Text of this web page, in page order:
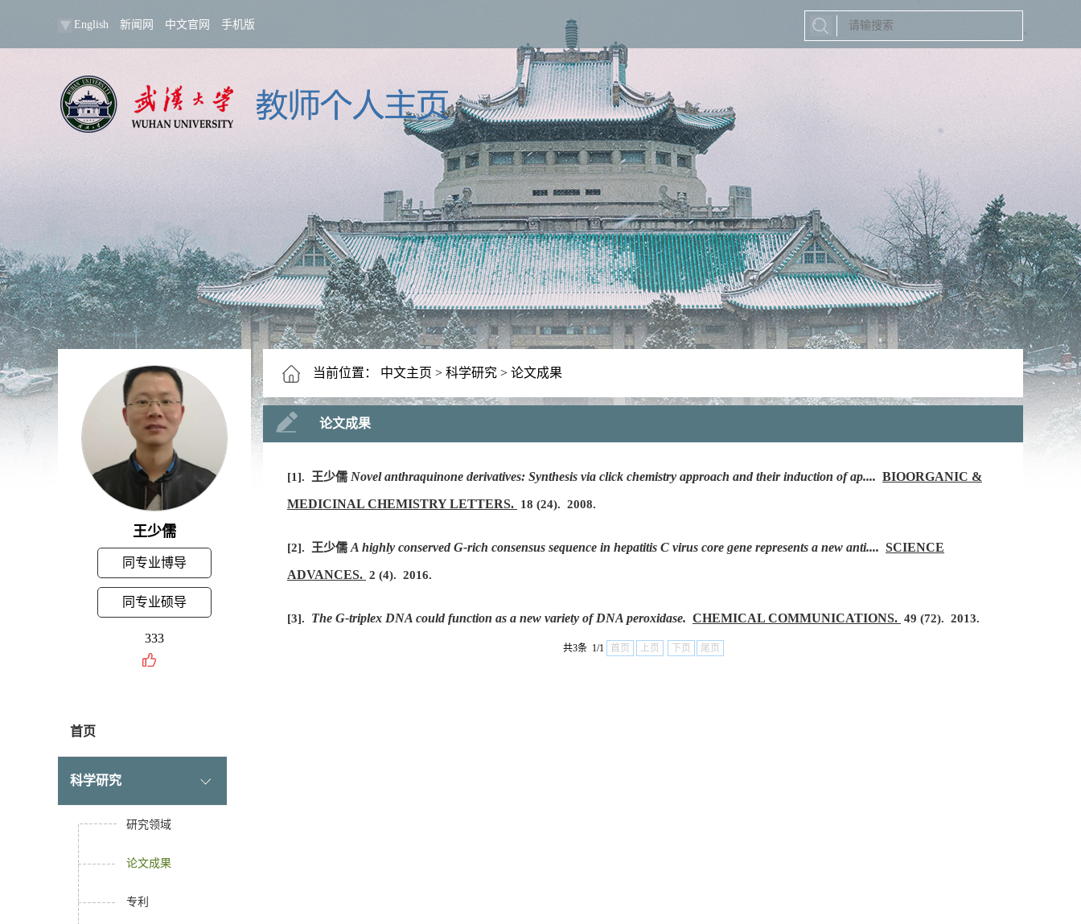
English 新闻网 中文官网 手机版
王少儒
同专业博导
同专业硕导
333
首页
科学研究
研究领域
论文成果
专利
当前位置： 中文主页 > 科学研究 > 论文成果
论文成果
[1]. 王少儒 Novel anthraquinone derivatives: Synthesis via click chemistry approach and their induction of ap.... BIOORGANIC &
MEDICINAL CHEMISTRY LETTERS. 18 (24). 2008.
[2]. 王少儒 A highly conserved G-rich consensus sequence in hepatitis C virus core gene represents a new anti.... SCIENCE
ADVANCES. 2 (4). 2016.
[3]. The G-triplex DNA could function as a new variety of DNA peroxidase. CHEMICAL COMMUNICATIONS. 49 (72). 2013.
共3条 1/1 首页 上页 下页 尾页